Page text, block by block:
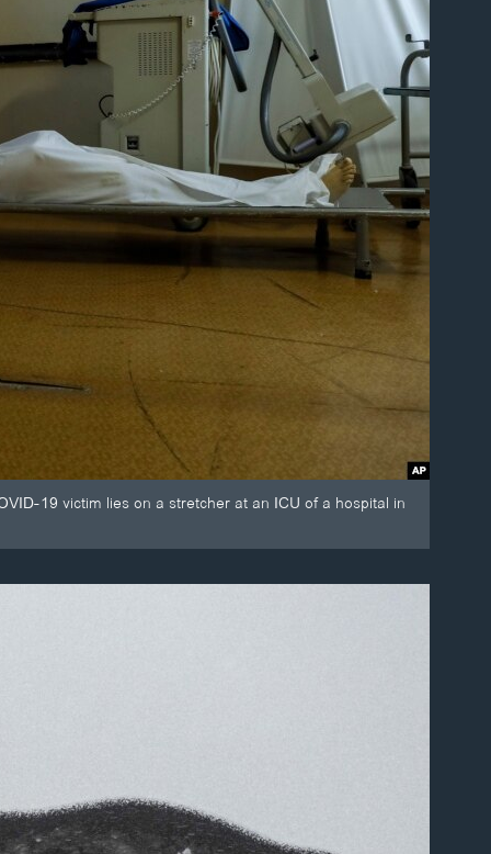
19 victim lies on a stretcher at an ICU of a hospital in